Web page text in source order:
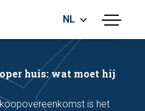
menu
ONDERZOEK
NL
huis: wat moet hij
is het